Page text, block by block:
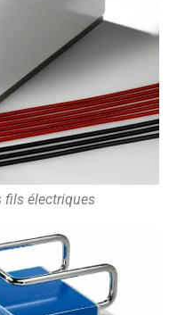
fils électriques